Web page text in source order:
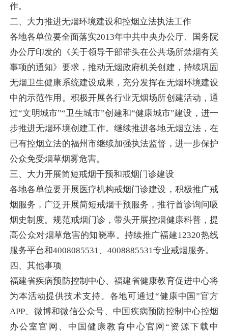
作。
二、大力推进无烟环境建设和控烟立法执法工作
各地各单位要全面落实2013年中共中央办公厅、国务院
办公厅印发的《关于领导干部带头在公共场所禁烟有关
事项的通知》要求，推动无烟政府机关创建，持续巩固
无烟卫生健康系统建设成果，充分发挥在无烟环境建设
中的示范作用。积极开展各行业无烟场所创建活动，通
过“文明城市”“卫生城市”创建和“健康城市”建设，进一
步推进无烟环境创建工作。继续推进各地无烟立法，在
已有控烟立法的福州市继续加强执法监督，进一步保护
公众免受烟草烟雾危害。
三、大力开展简短戒烟干预和戒烟门诊建设
各地各单位要开展医疗机构戒烟门诊建设，积极推广戒
烟服务，广泛开展简短戒烟干预服务，推行首诊询问吸
烟史制度。规范戒烟门诊，带头开展控烟健康科普，提
高公众对烟草危害的知晓率。持续推广福建12320热线
服务平台和4008085531、4008885531专业戒烟服务。
四、其他事项
福建省疾病预防控制中心、福建省健康教育促进中心将
为本活动提供技术支持。各地可通过“健康中国”官方
APP、微博和微信公众号、中国疾病预防控制中心控烟
办公室官网 、中国健康教育中心官网“资源下载中